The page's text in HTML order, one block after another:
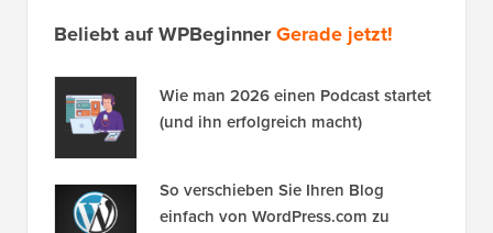
Beliebt auf WPBeginnerGerade jetzt!
Wie man 2026 einen Podcast startet
(und ihn erfolgreich macht)
So verschieben Sie Ihren Blog
einfach von WordPress.com zu